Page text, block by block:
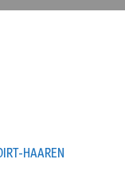
HAAREN